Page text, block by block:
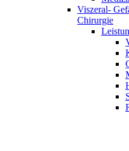
Viszeral-
Chirurgie